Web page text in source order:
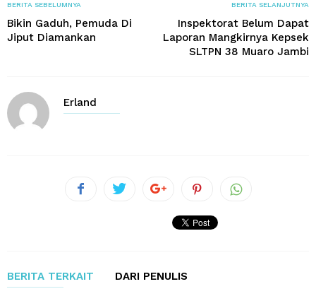
BERITA SEBELUMNYA
Bikin Gaduh, Pemuda Di
Jiput Diamankan
BERITA SELANJUTNYA
Inspektorat Belum Dapat
Laporan Mangkirnya Kepsek
SLTPN 38 Muaro Jambi
Erland
BERITA TERKAIT DARI PENULIS